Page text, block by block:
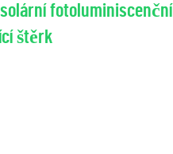
fotoluminiscenční
štěrk